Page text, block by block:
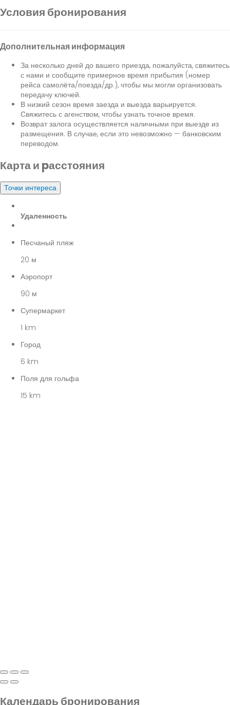
Условия бронирования
Дополнительная информация
За несколько дней до вашего приезда, пожалуйста, свяжитесь
с нами и сообщите примерное время прибытия (номер
рейса самолёта/поезда/др.), чтобы мы могли организовать
передачу ключей.
В низкий сезон время заезда и выезда варьируется.
Свяжитесь с агенством, чтобы узнать точное время.
Возврат залога осуществляется наличными при выезде из
размещения. В случае, если это невозможно — банковским
переводом.
Карта и pасстояния
Точки интереса
Удаленность
Песчаный пляж
20 м
Аэропорт
90 м
Супермаркет
1 km
Город
6 km
Поля для гольфа
15 km
Календарь бронирования